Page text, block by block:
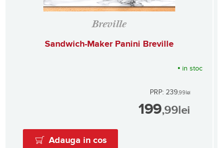
Breville
Sandwich-Maker Panini Breville
• in stoc
PRP: 239,99lei
199,99lei
Adauga in cos